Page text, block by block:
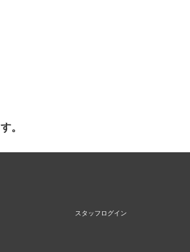
。
スタッフログイン